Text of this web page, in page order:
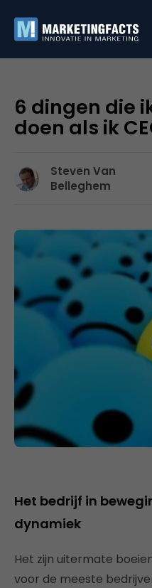
6 dingen die
doen als ik
Steven Van
Belleghem
Het bedrijf in
dynamiek
Het zijn uitermate
voor de meeste